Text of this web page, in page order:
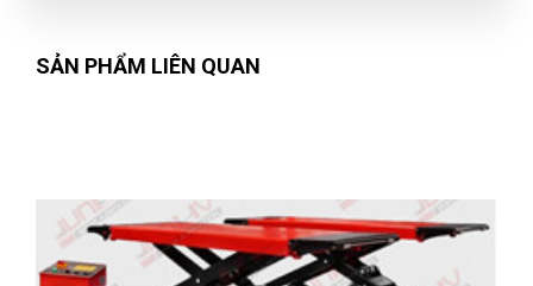
SẢN PHẨM LIÊN QUAN